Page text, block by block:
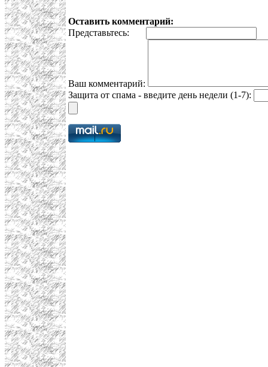
Оставить комментарий:
Представьтесь:
Ваш комментарий:
Защита от спама - введите день недели (1-7):